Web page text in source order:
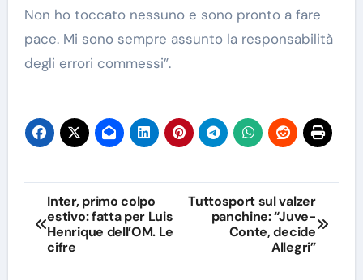
Non ho toccato nessuno e sono pronto a fare
pace. Mi sono sempre assunto la responsabilità
degli errori commessi”.
Navigazione
articoli
Inter, primo colpo
estivo: fatta per Luis
Henrique dell’OM. Le
cifre
Tuttosport sul valzer
panchine: “Juve-
Conte, decide
Allegri”